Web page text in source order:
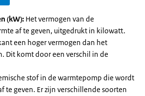
(kW): Het vermogen van de
af te geven, uitgedrukt in kilowatt.
een hoger vermogen dan het
Dit komt door een verschil in de
stof in de warmtepomp die wordt
te geven. Er zijn verschillende soorten